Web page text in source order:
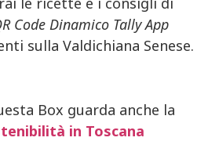
Code Dinamico Tally App
sulla Valdichiana Senese.
Box guarda anche la
in Toscana